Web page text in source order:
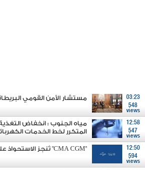
03:23
548
views
مستشار الأمن القومي
12:58
547
views
مياه الجنوب : انخفاض
المتكرر لخط الخدمات
12:50
594
views
"CMA CGM" تُنجز الاستحواذ على مجموعة فتّال